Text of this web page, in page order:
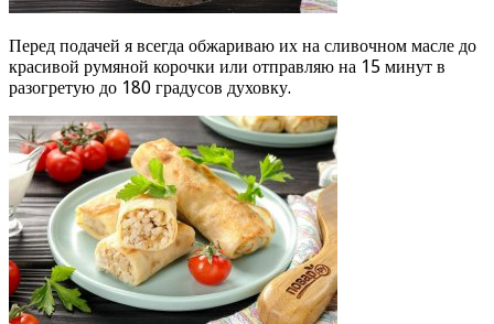
Перед подачей я всегда обжариваю их на сливочном масле до
красивой румяной корочки или отправляю на 15 минут в
разогретую до 180 градусов духовку.